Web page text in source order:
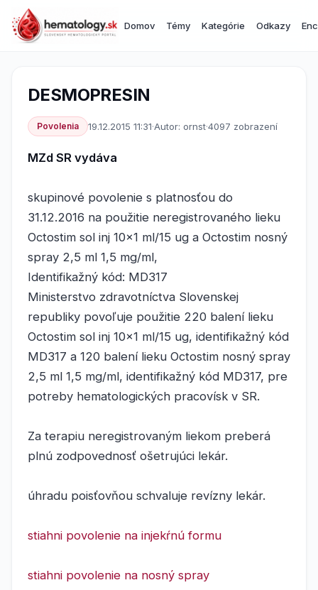
Domov Témy Kategórie Odkazy
DESMOPRESIN
Povolenia 19.12.2015 11:31·Autor: ornst·4097 zobrazení
MZd SR vydáva
skupinové povolenie s platnosťou do
31.12.2016 na použitie neregistrovaného lieku
Octostim sol inj 10x1 ml/15 ug a Octostim nosný
spray 2,5 ml 1,5 mg/ml,
Identifikažný kód: MD317
Ministerstvo zdravotníctva Slovenskej
republiky povoľuje použitie 220 balení lieku
Octostim sol inj 10x1 ml/15 ug, identifikažný kód
MD317 a 120 balení lieku Octostim nosný spray
2,5 ml 1,5 mg/ml, identifikažný kód MD317, pre
potreby hematologických pracovísk v SR.
Za terapiu neregistrovaným liekom preberá
plnú zodpovednosť ošetrujúci lekár.
úhradu poisťovňou schvaluje revízny lekár.
stiahni povolenie na injekŕnú formu
stiahni povolenie na nosný spray